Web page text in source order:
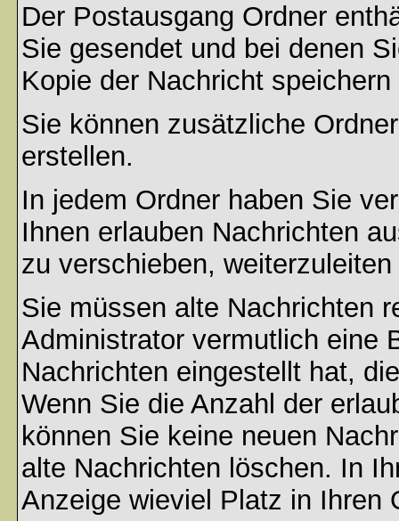
Der Postausgang Ordner
Sie gesendet und bei denen
Kopie der Nachricht
Sie können zusätzliche
erstellen.
In jedem Ordner haben Sie
Ihnen erlauben Nachrichten
zu verschieben,
Sie müssen alte Nachrichten
Administrator vermutlich eine
Nachrichten eingestellt hat,
Wenn Sie die Anzahl der
können Sie keine neuen
alte Nachrichten löschen. In
Anzeige wieviel Platz in Ihren